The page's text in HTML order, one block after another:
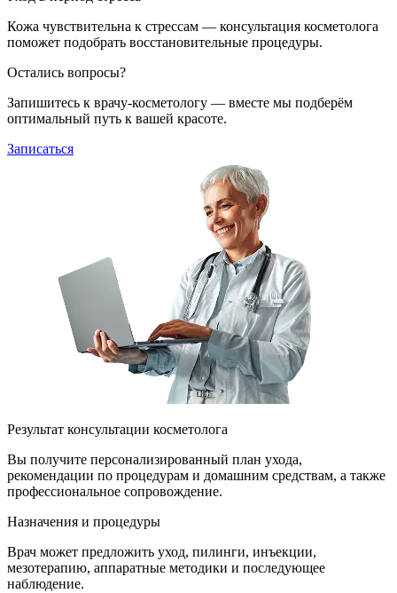
Кожа чувствительна к стрессам — консультация косметолога
поможет подобрать восстановительные процедуры.
Остались вопросы?
Запишитесь к врачу-косметологу — вместе мы подберём
оптимальный путь к вашей красоте.
Записаться
Результат консультации косметолога
Вы получите персонализированный план ухода,
рекомендации по процедурам и домашним средствам, а также
профессиональное сопровождение.
Назначения и процедуры
Врач может предложить уход, пилинги, инъекции,
мезотерапию, аппаратные методики и последующее
наблюдение.